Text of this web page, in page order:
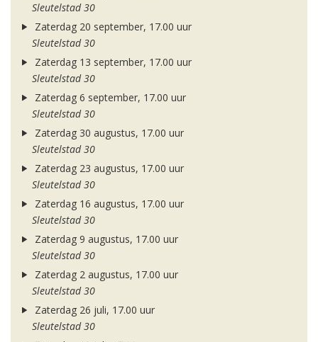
Sleutelstad 30
Zaterdag 20 september, 17.00 uur
Sleutelstad 30
Zaterdag 13 september, 17.00 uur
Sleutelstad 30
Zaterdag 6 september, 17.00 uur
Sleutelstad 30
Zaterdag 30 augustus, 17.00 uur
Sleutelstad 30
Zaterdag 23 augustus, 17.00 uur
Sleutelstad 30
Zaterdag 16 augustus, 17.00 uur
Sleutelstad 30
Zaterdag 9 augustus, 17.00 uur
Sleutelstad 30
Zaterdag 2 augustus, 17.00 uur
Sleutelstad 30
Zaterdag 26 juli, 17.00 uur
Sleutelstad 30